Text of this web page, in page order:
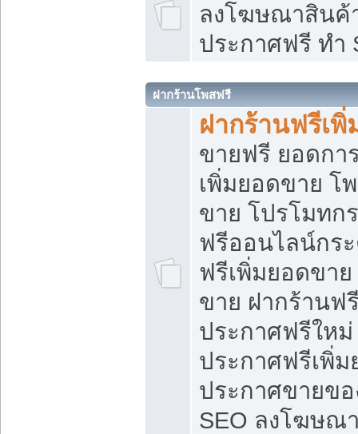
ลงโฆษณาสิน
ประกาศฟรี ทำ
ฝากร้านโพสฟรี
ฝากร้านฟรีเ
ขายฟรี ยอดกา
เพิ่มยอดขาย โ
ขาย โปรโมทก
ฟรีออนไลน์กร
ฟรีเพิ่มยอดขา
ขาย ฝากร้านฟ
ประกาศฟรีใหม่
ประกาศฟรีเพิ่
ประกาศขายข
SEO ลงโฆษณ